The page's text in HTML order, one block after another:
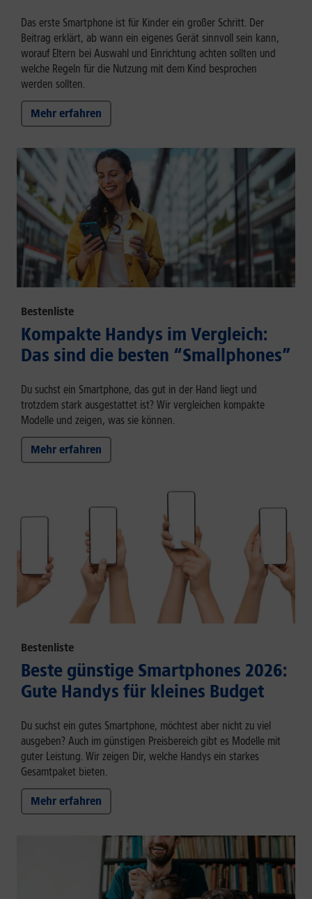
Das erste Smartphone ist für Kinder ein großer Schritt. Der
Beitrag erklärt, ab wann ein eigenes Gerät sinnvoll sein kann,
worauf Eltern bei Auswahl und Einrichtung achten sollten und
welche Regeln für die Nutzung mit dem Kind besprochen
werden sollten.
Mehr erfahren
Bestenliste
Kompakte Handys im Vergleich:
Das sind die besten “Smallphones”
Du suchst ein Smartphone, das gut in der Hand liegt und
trotzdem stark ausgestattet ist? Wir vergleichen kompakte
Modelle und zeigen, was sie können.
Mehr erfahren
Bestenliste
Beste günstige Smartphones 2026:
Gute Handys für kleines Budget
Du suchst ein gutes Smartphone, möchtest aber nicht zu viel
ausgeben? Auch im günstigen Preisbereich gibt es Modelle mit
guter Leistung. Wir zeigen Dir, welche Handys ein starkes
Gesamtpaket bieten.
Mehr erfahren